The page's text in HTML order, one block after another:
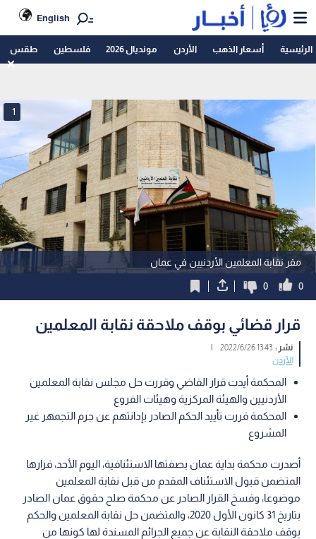
English
الرئيسية أسعار الذهب الأردن مونديال 2026 فلسطين طقس
مقر نقابة المعلمين الأردنيين في عمان
1
0
0
قرار قضائي بوقف ملاحقة نقابة المعلمين
نشر :13:43 2022/6/26
|
الأردن
المحكمة أيدت قرار القاضي وقررت حل مجلس نقابة المعلمين
الأردنيين والهيئة المركزية وهيئات الفروع
المحكمة قررت تأييد الحكم الصادر بإدانتهم عن جرم التجمهر غير
المشروع
أصدرت محكمة بداية عمان بصفتها الاستئنافية، اليوم الأحد، قرارها
المتضمن قبول الاستئناف المقدم من قبل نقابة المعلمين
موضوعا، وفسخ القرار الصادر عن محكمة صلح حقوق عمان الصادر
بتاريخ 31 كانون الأول 2020، والمتضمن حل نقابة المعلمين والحكم
بوقف ملاحقة النقابة عن جميع الجرائم المسندة لها كونها من